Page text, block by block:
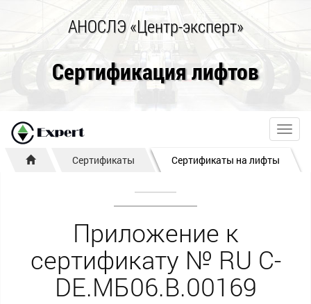
АНОСЛЭ «Центр-эксперт»
Сертификация лифтов
Сертификаты Сертификаты на лифты
Приложение к
сертификату № RU С-
DE.МБ06.B.00169